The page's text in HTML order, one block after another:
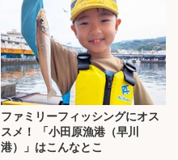
ファミリーフィッシングにオス
スメ！ 「小田原漁港（早川
港）」はこんなとこ